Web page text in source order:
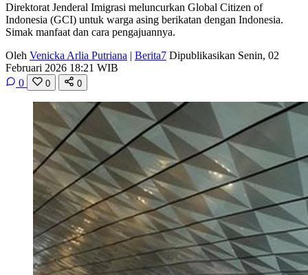
Direktorat Jenderal Imigrasi meluncurkan Global Citizen of
Indonesia (GCI) untuk warga asing berikatan dengan Indonesia.
Simak manfaat dan cara pengajuannya.
Oleh Venicka Arlia Putriana | Berita7 Dipublikasikan Senin, 02
Februari 2026 18:21 WIB
0
0 0